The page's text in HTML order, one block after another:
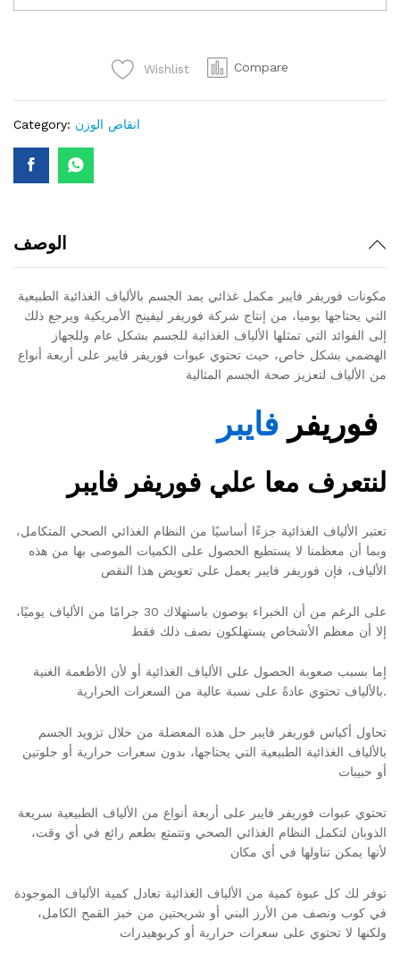
quantity
Wishlist Compare
Category: انقاص الوزن
الوصف
مكونات فوريفر فايبر مكمل غذائي يمد الجسم بالألياف الغذائية الطبيعية
التي يحتاجها يوميا، من إنتاج شركة فوريفر ليفينج الأمريكية ويرجع ذلك
إلى الفوائد التي تمثلها الألياف الغذائية للجسم بشكل عام وللجهاز
الهضمي بشكل خاص، حيث تحتوي عبوات فوريفر فايبر على أربعة أنواع
من الألياف لتعزيز صحة الجسم المثالية
فوريفر فايبر
لنتعرف معا علي فوريفر فايبر
تعتبر الألياف الغذائية جزءًا أساسيًا من النظام الغذائي الصحي المتكامل،
وبما أن معظمنا لا يستطيع الحصول على الكميات الموصى بها من هذه
الألياف، فإن فوريفر فايبر يعمل على تعويض هذا النقص
على الرغم من أن الخبراء يوصون باستهلاك 30 جرامًا من الألياف يوميًا،
إلا أن معظم الأشخاص يستهلكون نصف ذلك فقط
إما بسبب صعوبة الحصول على الألياف الغذائية أو لأن الأطعمة الغنية
بالألياف تحتوي عادةً على نسبة عالية من السعرات الحرارية.
تحاول أكياس فوريفر فايبر حل هذه المعضلة من خلال تزويد الجسم
بالألياف الغذائية الطبيعية التي يحتاجها، بدون سعرات حرارية أو جلوتين
أو حبيبات
تحتوي عبوات فوريفر فايبر على أربعة أنواع من الألياف الطبيعية سريعة
الذوبان لتكمل النظام الغذائي الصحي وتتمتع بطعم رائع في أي وقت،
لأنها يمكن تناولها في أي مكان
توفر لك كل عبوة كمية من الألياف الغذائية تعادل كمية الألياف الموجودة
في كوب ونصف من الأرز البني أو شريحتين من خبز القمح الكامل،
ولكنها لا تحتوي على سعرات حرارية أو كربوهيدرات